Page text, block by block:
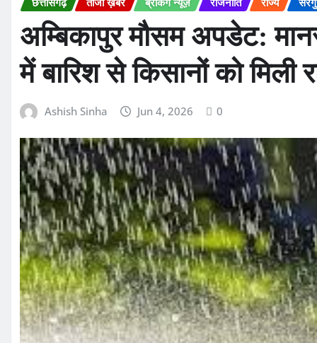
अम्बिकापुर मौसम अपडेट:
में बारिश से किसानों को
Ashish Sinha Jun 4, 2026 0